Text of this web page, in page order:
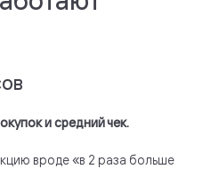
и средний чек.
вроде «в 2 раза больше